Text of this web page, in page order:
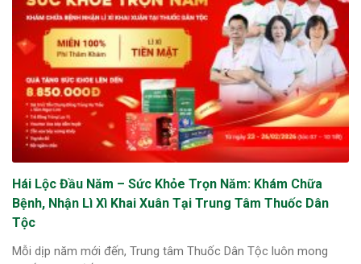
Hái Lộc Đầu Năm – Sức Khỏe Trọn Năm: Khám Chữa
Bệnh, Nhận Lì Xì Khai Xuân Tại Trung Tâm Thuốc Dân
Tộc
Mỗi dịp năm mới đến, Trung tâm Thuốc Dân Tộc luôn mong